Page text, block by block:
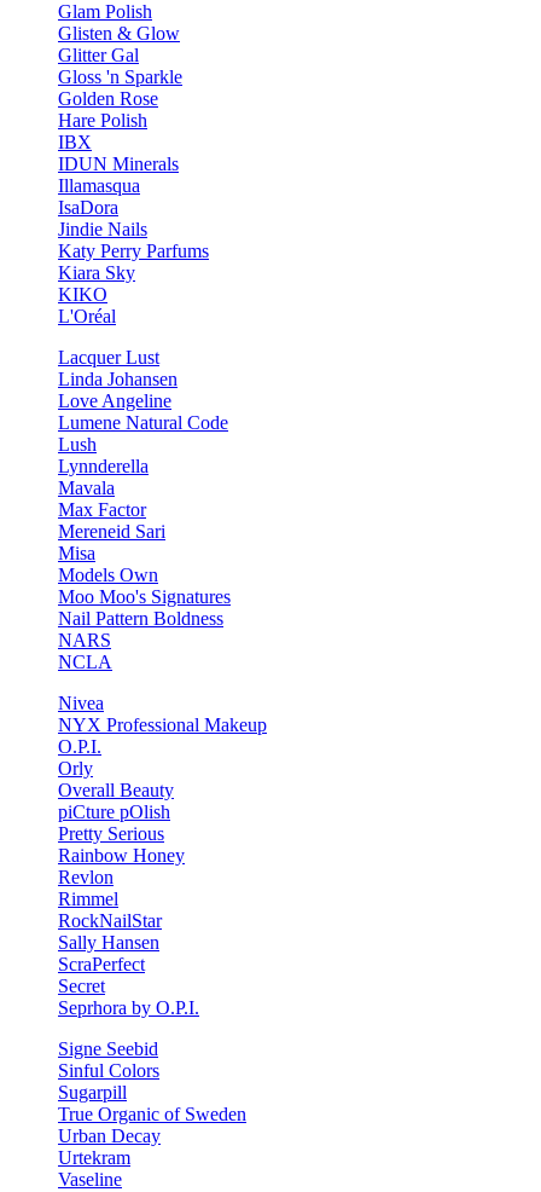
Glam Polish
Glisten & Glow
Glitter Gal
Gloss 'n Sparkle
Golden Rose
Hare Polish
IBX
IDUN Minerals
Illamasqua
IsaDora
Jindie Nails
Katy Perry Parfums
Kiara Sky
KIKO
L'Oréal
Lacquer Lust
Linda Johansen
Love Angeline
Lumene Natural Code
Lush
Lynnderella
Mavala
Max Factor
Mereneid Sari
Misa
Models Own
Moo Moo's Signatures
Nail Pattern Boldness
NARS
NCLA
Nivea
NYX Professional Makeup
O.P.I.
Orly
Overall Beauty
piCture pOlish
Pretty Serious
Rainbow Honey
Revlon
Rimmel
RockNailStar
Sally Hansen
ScraPerfect
Secret
Seprhora by O.P.I.
Signe Seebid
Sinful Colors
Sugarpill
True Organic of Sweden
Urban Decay
Urtekram
Vaseline